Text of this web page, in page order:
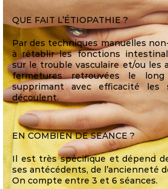
QUE FAIT L’ÉTIOPATHIE ?
Par des techniques manuelles
à rétablir les fonctions
sur le trouble vasculaire et/ou les
fermetures retrouvées le
supprimant avec efficacité les
découlent.
EN COMBIEN DE SEANCE ?
Il est très spécifique et dépend
ses antécédents, de l’ancienneté
On compte entre 3 et 6 séances.